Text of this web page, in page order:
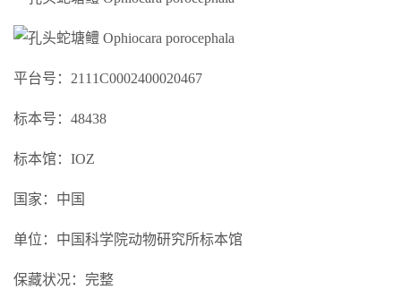
平台号：2111C0002400020467
标本号：48438
标本馆：IOZ
国家：中国
单位：中国科学院动物研究所标本馆
保藏状况：完整